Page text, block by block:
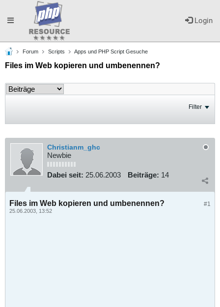
Login
Toggle
navigation
Forum Scripts Apps und PHP Script Gesuche
Files im Web kopieren und umbenennen?
Filter
Christianm_ghc
Newbie
Dabei seit: 25.06.2003 Beiträge: 14
#1
Files im Web kopieren und umbenennen?
25.06.2003, 13:52